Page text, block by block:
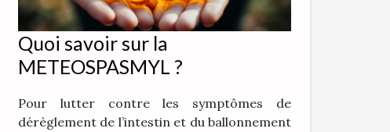
Quoi savoir sur la
METEOSPASMYL ?
Pour lutter contre les symptômes de
dérèglement de l’intestin et du ballonnement